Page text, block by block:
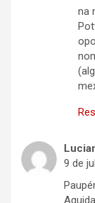
na
9 de